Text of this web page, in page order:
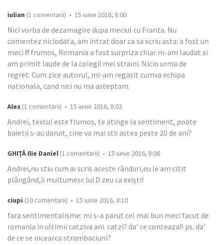
iulian (1 comentarii) • 15 iunie 2016, 8:00
Nici vorba de dezamagire dupa meciul cu Franta. Nu
comentez niciodata, am intrat doar ca sa scriu asta: a fost un
meci ff frumos, Romania a fost surpriza chiar m-am laudat si
am primit laude de la colegii mei straini. Nicio urma de
regret. Cum zice autorul, mi-am regasit cumva echipa
nationala, cand nici nu ma asteptam.
Alex (1 comentarii) • 15 iunie 2016, 8:02
Andrei, textul este frumos, te atinge la sentiment, poate
baietii s-au daruit, cine va mai stii astea peste 20 de ani?
GHIȚĂ Ilie Daniel (1 comentarii) • 15 iunie 2016, 8:06
Andrei,nu stiu cum ai scris aceste rânduri,eu le am citit
plângând,ii multumesc lui D zeu ca exiști!
ciupi (10 comentarii) • 15 iunie 2016, 8:10
fara sentimentalisme: mi s-a parut cel mai bun meci facut de
romania in ultimii catziva ani. catzi? da' ce conteaza!! ps. da'
de ce se incearca strambaciuni?